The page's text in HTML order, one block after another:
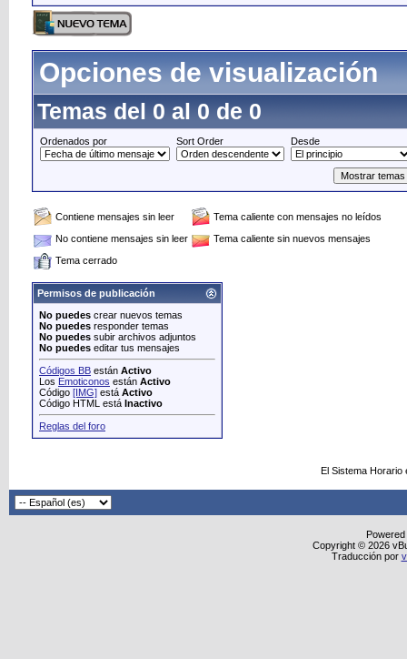
Opciones de visualización
Temas del 0 al 0 de 0
Ordenados por Sort Order Desde
Contiene mensajes sin leer
Tema caliente con mensajes no leídos
No contiene mensajes sin leer
Tema caliente sin nuevos mensajes
Tema cerrado
Permisos de publicación
No puedes crear nuevos temas
No puedes responder temas
No puedes subir archivos adjuntos
No puedes editar tus mensajes
Códigos BB están Activo
Los Emoticonos están Activo
Código [IMG] está Activo
Código HTML está Inactivo
Reglas del foro
El Sistema
Copyright © 2026
Traducción por